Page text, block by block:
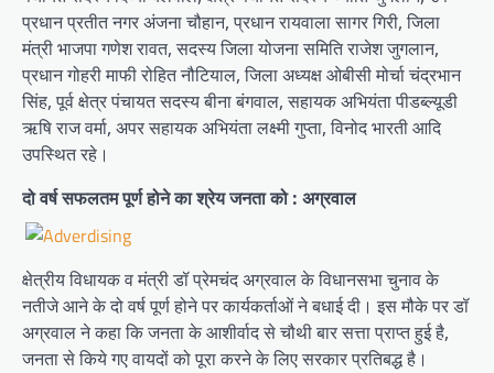
प्रधान प्रतीत नगर अंजना चौहान, प्रधान रायवाला सागर गिरी, जिला
मंत्री भाजपा गणेश रावत, सदस्य जिला योजना समिति राजेश जुगलान,
प्रधान गोहरी माफी रोहित नौटियाल, जिला अध्यक्ष ओबीसी मोर्चा चंद्रभान
सिंह, पूर्व क्षेत्र पंचायत सदस्य बीना बंगवाल, सहायक अभियंता पीडब्ल्यूडी
ऋषि राज वर्मा, अपर सहायक अभियंता लक्ष्मी गुप्ता, विनोद भारती आदि
उपस्थित रहे।
दो वर्ष सफलतम पूर्ण होने का श्रेय जनता को : अग्रवाल
क्षेत्रीय विधायक व मंत्री डॉ प्रेमचंद अग्रवाल के विधानसभा चुनाव के
नतीजे आने के दो वर्ष पूर्ण होने पर कार्यकर्ताओं ने बधाई दी। इस मौके पर डॉ
अग्रवाल ने कहा कि जनता के आशीर्वाद से चौथी बार सत्ता प्राप्त हुई है,
जनता से किये गए वायदों को पूरा करने के लिए सरकार प्रतिबद्ध है।